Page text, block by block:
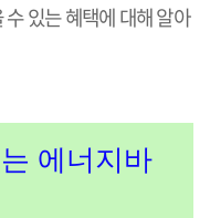
있는 혜택에 대해 알아
에너지바